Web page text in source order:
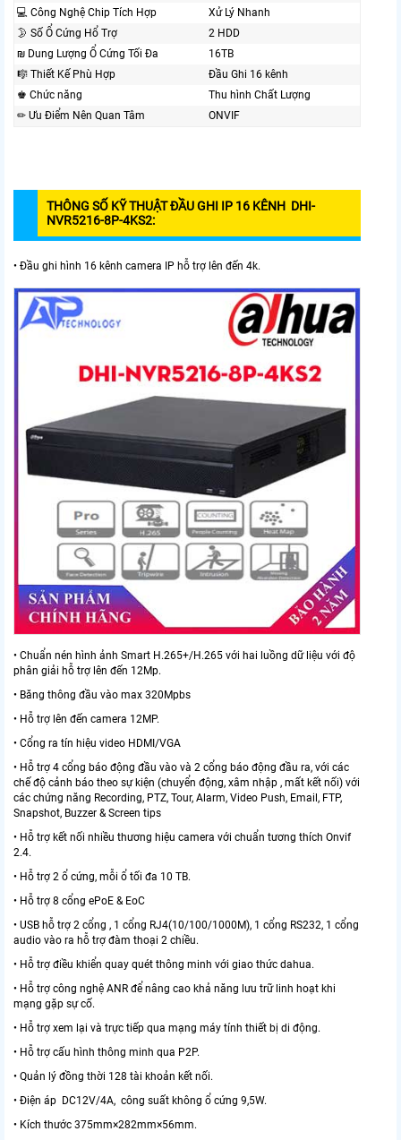
💻 Công Nghệ Chip Tích Hợp
Xử Lý Nhanh
🌛 Số Ổ Cứng Hổ Trợ
2 HDD
₪ Dung Lượng Ổ Cứng Tối Đa
16TB
🎼️ Thiết Kế Phù Hợp
Đầu Ghi 16 kênh
♚ Chức năng
Thu hình Chất Lượng
✏ Ưu Điểm Nên Quan Tâm
ONVIF
THÔNG SỐ KỸ THUẬT ĐẦU GHI IP 16 KÊNH DHI-
NVR5216-8P-4KS2:
• Đầu ghi hình 16 kênh camera IP hỗ trợ lên đến 4k.
• Chuẩn nén hình ảnh Smart H.265+/H.265 với hai luồng dữ liệu với độ
phân giải hỗ trợ lên đến 12Mp.
• Băng thông đầu vào max 320Mpbs
• Hỗ trợ lên đến camera 12MP.
• Cổng ra tín hiệu video HDMI/VGA
• Hỗ trợ 4 cổng báo động đầu vào và 2 cổng báo động đầu ra, với các
chế độ cảnh báo theo sự kiện (chuyển động, xâm nhập , mất kết nối) với
các chứng năng Recording, PTZ, Tour, Alarm, Video Push, Email, FTP,
Snapshot, Buzzer & Screen tips
• Hỗ trợ kết nối nhiều thương hiệu camera với chuẩn tương thích Onvif
2.4.
• Hỗ trợ 2 ổ cứng, mỗi ổ tối đa 10 TB.
• Hỗ trợ 8 cổng ePoE & EoC
• USB hỗ trợ 2 cổng , 1 cổng RJ4(10/100/1000M), 1 cổng RS232, 1 cổng
audio vào ra hỗ trợ đàm thoại 2 chiều.
• Hỗ trợ điều khiển quay quét thông minh với giao thức dahua.
• Hỗ trợ công nghệ ANR để nâng cao khả năng lưu trữ linh hoạt khi
mạng gặp sự cố.
• Hỗ trợ xem lại và trực tiếp qua mạng máy tính thiết bị di động.
• Hỗ trợ cấu hình thông minh qua P2P.
• Quản lý đồng thời 128 tài khoản kết nối.
• Điện áp DC12V/4A, công suất không ổ cứng 9,5W.
• Kích thước 375mm×282mm×56mm.